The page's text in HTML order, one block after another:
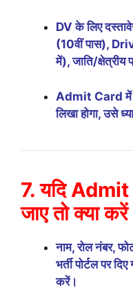
DV के लिए
(10वीं पास),
में), जाति/क्षेत्रीय
Admit Card में
लिखा होगा, उसे
7. यदि Admit
जाए तो क्या करें
नाम, रोल नंबर,
भर्ती पोर्टल पर
करें।